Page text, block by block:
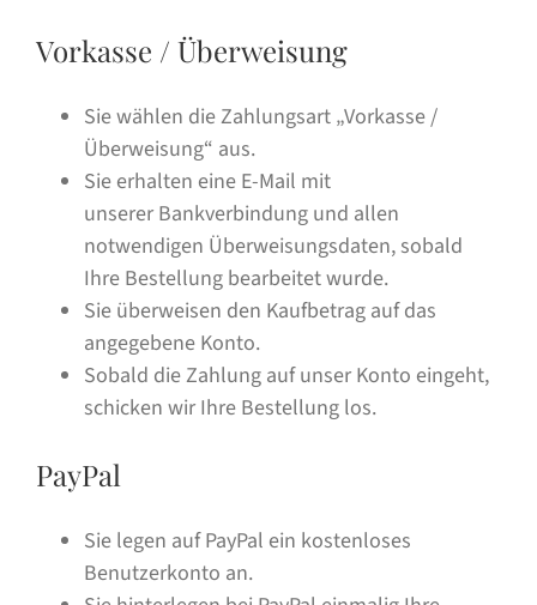
WARENKORB
SUCHE
Vorkasse / Überweisung
Sie wählen die Zahlungsart „Vorkasse /
Überweisung“ aus.
Sie erhalten eine E-Mail mit
unserer Bankverbindung und allen
notwendigen Überweisungsdaten, sobald
Ihre Bestellung bearbeitet wurde.
Sie überweisen den Kaufbetrag auf das
angegebene Konto.
Sobald die Zahlung auf unser Konto eingeht,
schicken wir Ihre Bestellung los.
PayPal
Sie legen auf PayPal ein kostenloses
Benutzerkonto an.